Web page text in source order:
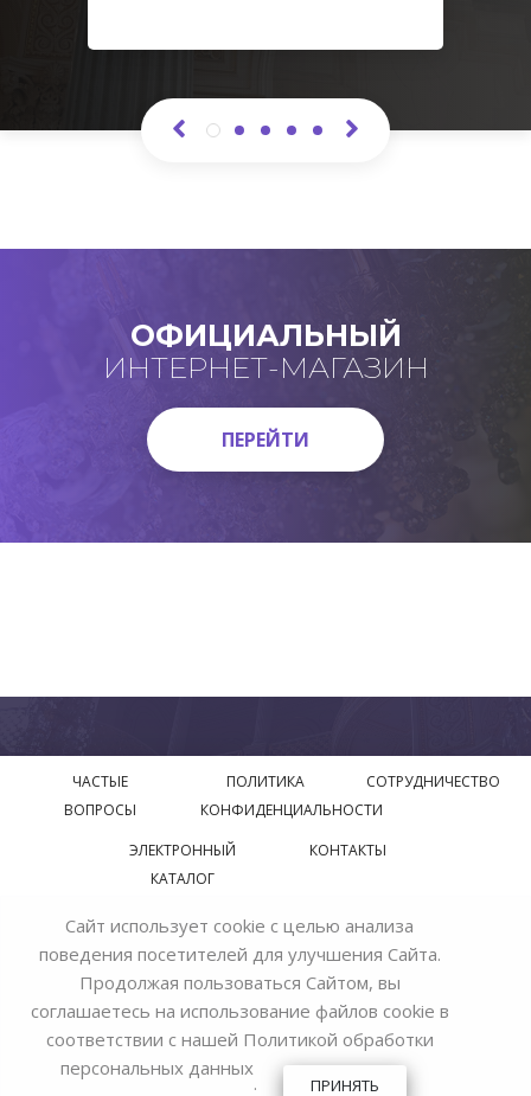
ОФИЦИАЛЬНЫЙ
ИНТЕРНЕТ-МАГАЗИН
ПЕРЕЙТИ
ПЕРЕЙТИ
ЧАСТЫЕ
ВОПРОСЫ
ПОЛИТИКА
КОНФИДЕНЦИАЛЬНОСТИ
СОТРУДНИЧЕСТВО
ЭЛЕКТРОННЫЙ
КАТАЛОГ
КОНТАКТЫ
© 2018—2026 Официальный сайт завода производителя
Bohemia Ivele Crystal
Сайт использует cookie с целью анализа
поведения посетителей для улучшения Сайта.
Продолжая пользоваться Сайтом, вы
соглашаетесь на использование файлов cookie в
соответствии с нашей Политикой обработки
персональных данных
. ПРИНЯТЬ